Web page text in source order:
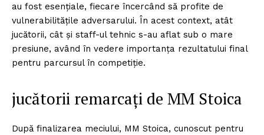
au fost esențiale, fiecare încercând să profite de
vulnerabilitățile adversarului. În acest context, atât
jucătorii, cât și staff-ul tehnic s-au aflat sub o mare
presiune, având în vedere importanța rezultatului final
pentru parcursul în competiție.
jucătorii remarcați de MM Stoica
După finalizarea meciului, MM Stoica, cunoscut pentru